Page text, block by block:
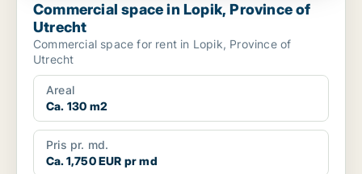
Commercial space in Lopik, Province of
Utrecht
Commercial space for rent in Lopik, Province of
Utrecht
Areal
Ca. 130 m2
Pris pr. md.
Ca. 1,750 EUR pr md